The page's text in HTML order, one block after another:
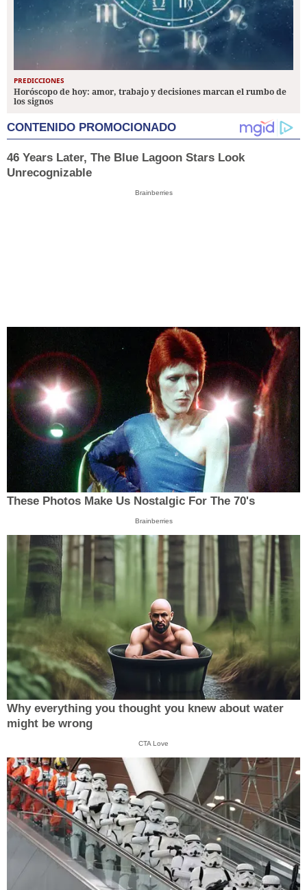
PREDICCIONES
Horóscopo de hoy: amor, trabajo y decisiones marcan el rumbo de
los signos
CONTENIDO PROMOCIONADO
46 Years Later, The Blue Lagoon Stars Look
Unrecognizable
Brainberries
These Photos Make Us Nostalgic For The 70's
Brainberries
Why everything you thought you knew about water
might be wrong
CTA Love